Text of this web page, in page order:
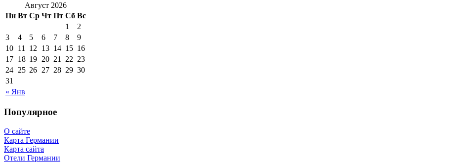
Август 2026
Пн Вт Ср Чт Пт Сб Вс
« Янв
1
2
3
4 5 6 7 8
9
10 11 12 13 14 15 16
17 18 19 20 21 22 23
24 25 26 27 28 29 30
31
Популярное
О сайте
Карта Германии
Карта сайта
Отели Германии